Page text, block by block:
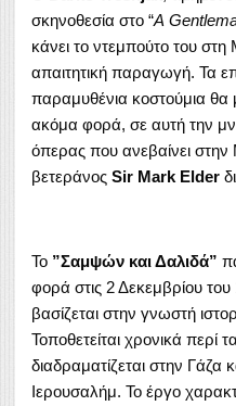
σκηνοθεσία στο “A
κάνει το ντεμπούτο του
απαιτητική παραγωγή. Τα
παραμυθένια κοστούμια
ακόμα φορά, σε αυτή την
όπερας που ανεβαίνει στην
βετεράνος Sir Mark Elder
Το ”Σαμψών και Δαλιδά”
φορά στις 2 Δεκεμβρίου
βασίζεται στην γνωστή
Τοποθετείται χρονικά περί
διαδραματίζεται στην Γάζα
Ιερουσαλήμ. Το έργο